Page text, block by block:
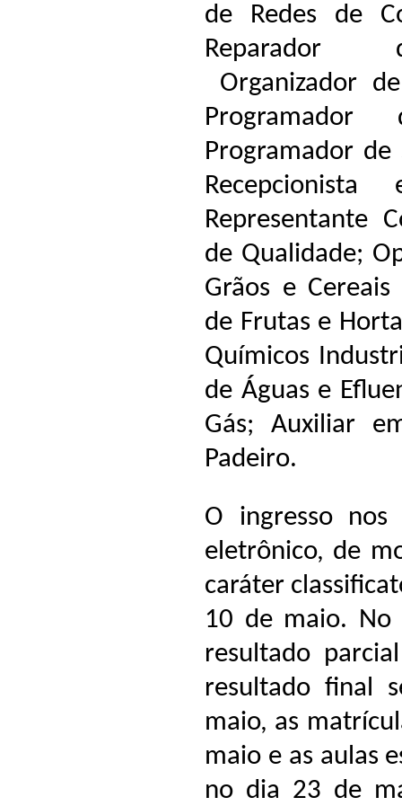
de Redes de
Reparador
Organizador
Programador
Programador de
Representante
de Qualidade;
Grãos e
de Frutas e
Químicos
de Águas e
Gás; Auxiliar
Padeiro.
O ingresso
eletrônico, de
caráter
10 de maio. No
resultado
resultado final
maio, as
maio e as aulas
no dia 23 de